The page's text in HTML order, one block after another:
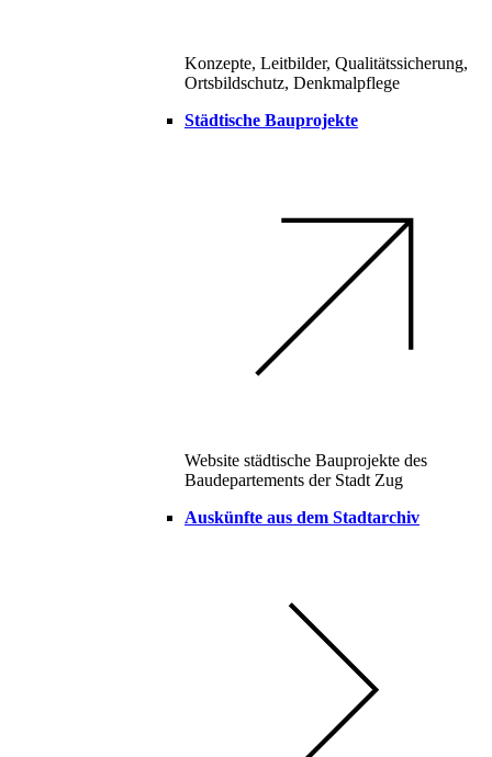
Konzepte, Leitbilder, Qualitätssicherung,
Ortsbildschutz, Denkmalpflege
Städtische Bauprojekte
Website städtische Bauprojekte des
Baudepartements der Stadt Zug
Auskünfte aus dem Stadtarchiv